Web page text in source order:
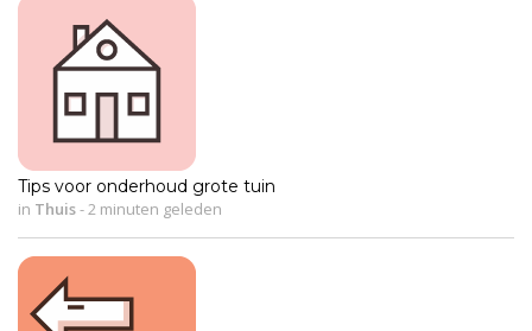
Tips voor onderhoud grote tuin
in Thuis-2 minuten geleden